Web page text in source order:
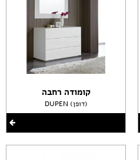
קומודה רחבה
DUPEN (דופן)